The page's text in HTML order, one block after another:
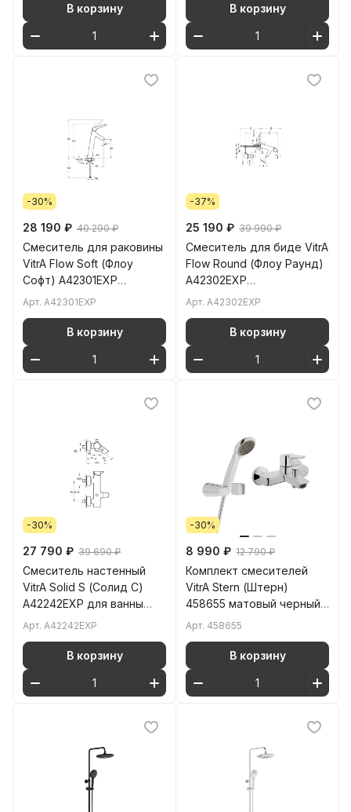
В корзину В корзину
-30%
28 190 ₽ 40 290 ₽
Смеситель для раковины
VitrA Flow Soft (Флоу
Софт) A42301EXP
однорычажный хром
Арт. A42301EXP
В корзину
-37%
25 190 ₽ 39 990 ₽
Смеситель для биде VitrA
Flow Round (Флоу Раунд)
A42302EXP
однорычажный хром
Арт. A42302EXP
В корзину
-30%
27 790 ₽ 39 690 ₽
Смеситель настенный
VitrA Solid S (Солид С)
A42242EXP для ванны
однорычажный хром
Арт. A42242EXP
В корзину
-30%
8 990 ₽ 12 790 ₽
Комплект смесителей
VitrA Stern (Штерн)
458655 матовый черный
латунь
Арт. 458655
В корзину